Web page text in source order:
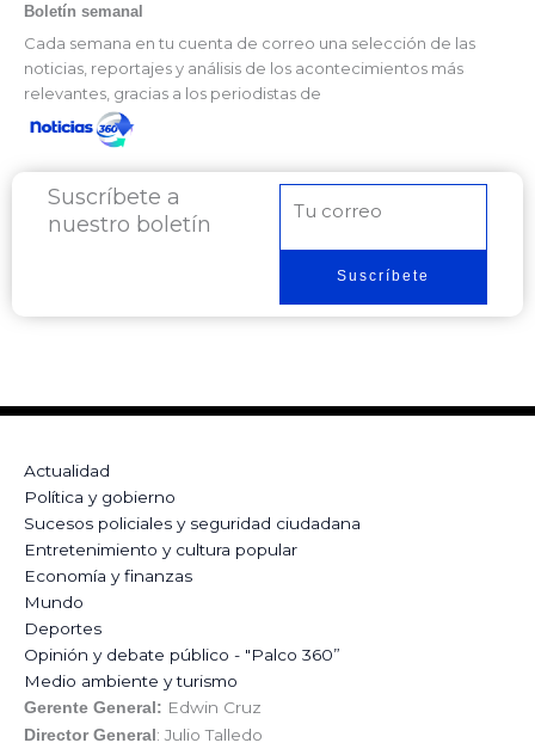
Boletín semanal
Cada semana en tu cuenta de correo una selección de las
noticias, reportajes y análisis de los acontecimientos más
relevantes, gracias a los periodistas de
Suscríbete a
nuestro boletín
electrónico
Suscríbete
Actualidad
Política y gobierno
Sucesos policiales y seguridad ciudadana
Entretenimiento y cultura popular
Economía y finanzas
Mundo
Deportes
Opinión y debate público - "Palco 360”
Medio ambiente y turismo
Gerente General: Edwin Cruz
Director General : Julio Talledo